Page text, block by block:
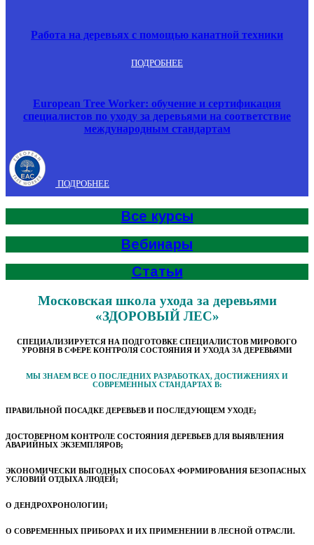
Работа на деревьях с помощью канатной техники
ПОДРОБНЕЕ
European Tree Worker: обучение и сертификация
специалистов по уходу за деревьями на соответствие
международным стандартам
ПОДРОБНЕЕ
Все курсы
Вебинары
Статьи
Московская школа ухода за деревьями
«ЗДОРОВЫЙ ЛЕС»
СПЕЦИАЛИЗИРУЕТСЯ НА ПОДГОТОВКЕ СПЕЦИАЛИСТОВ МИРОВОГО
УРОВНЯ В СФЕРЕ КОНТРОЛЯ СОСТОЯНИЯ И УХОДА ЗА ДЕРЕВЬЯМИ
МЫ ЗНАЕМ ВСЕ О ПОСЛЕДНИХ РАЗРАБОТКАХ, ДОСТИЖЕНИЯХ И
СОВРЕМЕННЫХ СТАНДАРТАХ В:
ПРАВИЛЬНОЙ ПОСАДКЕ ДЕРЕВЬЕВ И ПОСЛЕДУЮЩЕМ УХОДЕ;
ДОСТОВЕРНОМ КОНТРОЛЕ СОСТОЯНИЯ ДЕРЕВЬЕВ ДЛЯ ВЫЯВЛЕНИЯ
АВАРИЙНЫХ ЭКЗЕМПЛЯРОВ;
ЭКОНОМИЧЕСКИ ВЫГОДНЫХ СПОСОБАХ ФОРМИРОВАНИЯ БЕЗОПАСНЫХ
УСЛОВИЙ ОТДЫХА ЛЮДЕЙ;
О ДЕНДРОХРОНОЛОГИИ;
О СОВРЕМЕННЫХ ПРИБОРАХ И ИХ ПРИМЕНЕНИИ В ЛЕСНОЙ ОТРАСЛИ.